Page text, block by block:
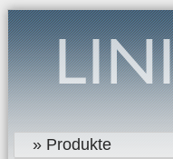
» Produkte